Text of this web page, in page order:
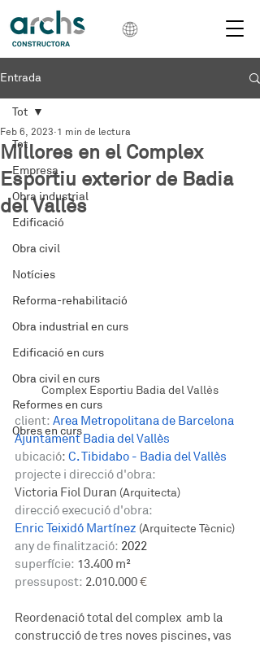
Entrada
Tot
Empresa
Obra industrial
Edificació
Obra civil
Notícies
Reforma-rehabilitació
Obra industrial en curs
Edificació en curs
Obra civil en curs
Reformes en curs
Obres en curs
Tot
Millores en el Complex
Esportiu exterior de Badia
del Vallès
Feb 6, 2023 1 min de lectura
Complex Esportiu Badia del Vallès
client: Area Metropolitana de Barcelona
Ajuntament Badia del Vallès
ubicació: C. Tibidabo - Badia del Vallès
projecte i direcció d'obra:
Victoria Fiol Duran (Arquitecta)
direcció execució d'obra:
Enric Teixidó Martínez (Arquitecte Tècnic)
any de finalització: 2022
superfície: 13.400 m²
pressupost: 2.010.000 €
Reordenació total del complex  amb la
construcció de tres noves piscines, vas